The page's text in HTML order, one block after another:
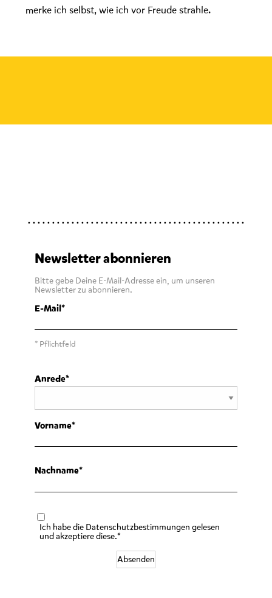
merke ich selbst, wie ich vor Freude strahle.
Newsletter abonnieren
Bitte gebe Deine E-Mail-Adresse ein, um unseren
Newsletter zu abonnieren.
E-Mail
* Pflichtfeld
Anrede
Vorname
Nachname
Ich habe die Datenschutzbestimmungen gelesen
und akzeptiere diese.*
Absenden